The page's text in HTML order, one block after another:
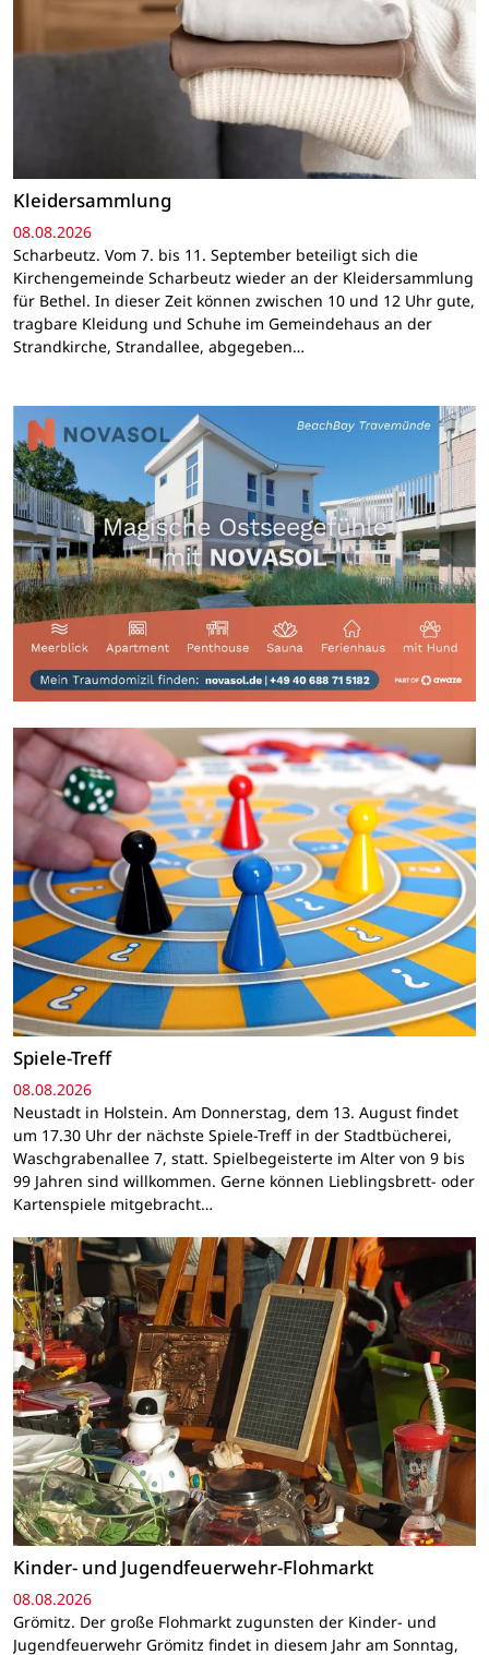
Kleidersammlung
08.08.2026
Scharbeutz. Vom 7. bis 11. September beteiligt sich die
Kirchengemeinde Scharbeutz wieder an der Kleidersammlung
für Bethel. In dieser Zeit können zwischen 10 und 12 Uhr gute,
tragbare Kleidung und Schuhe im Gemeindehaus an der
Strandkirche, Strandallee, abgegeben…
Spiele-Treff
08.08.2026
Neustadt in Holstein. Am Donnerstag, dem 13. August findet
um 17.30 Uhr der nächste Spiele-Treff in der Stadtbücherei,
Waschgrabenallee 7, statt. Spielbegeisterte im Alter von 9 bis
99 Jahren sind willkommen. Gerne können Lieblingsbrett- oder
Kartenspiele mitgebracht…
Kinder- und Jugendfeuerwehr-Flohmarkt
08.08.2026
Grömitz. Der große Flohmarkt zugunsten der Kinder- und
Jugendfeuerwehr Grömitz findet in diesem Jahr am Sonntag,